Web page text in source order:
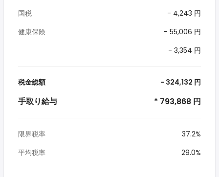
国税
- 4,243 円
健康保険
- 55,006 円
- 3,354 円
税金総額 - 324,132 円
手取り給与 * 793,868 円
限界税率
37.2%
平均税率
29.0%